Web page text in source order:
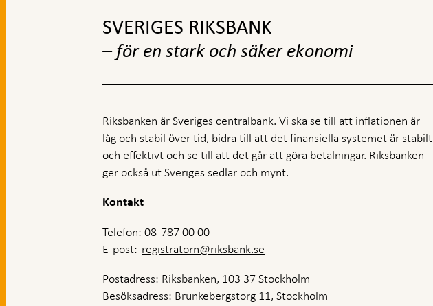
SVERIGES RIKSBANK
– för en stark och säker ekonomi
Riksbanken är Sveriges centralbank. Vi ska se till att inflationen är
låg och stabil över tid, bidra till att det finansiella systemet är stabilt
och effektivt och se till att det går att göra betalningar. Riksbanken
ger också ut Sveriges sedlar och mynt.
Kontakt
Telefon: 08-787 00 00
E-post: registratorn@riksbank.se
Postadress: Riksbanken, 103 37 Stockholm
Besöksadress: Brunkebergstorg 11, Stockholm